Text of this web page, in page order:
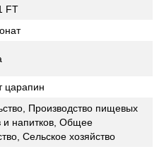
FT
царапин
Производство пищевых
и напитков, Общее
Сельское хозяйство